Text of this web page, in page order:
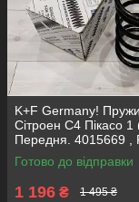
K+F Germany!
Сітроен С4 Пікасо 1
Передня. 4015669 ,
993299. К+Ф
Готово до відправки
1 196 ₴ 1 495 ₴